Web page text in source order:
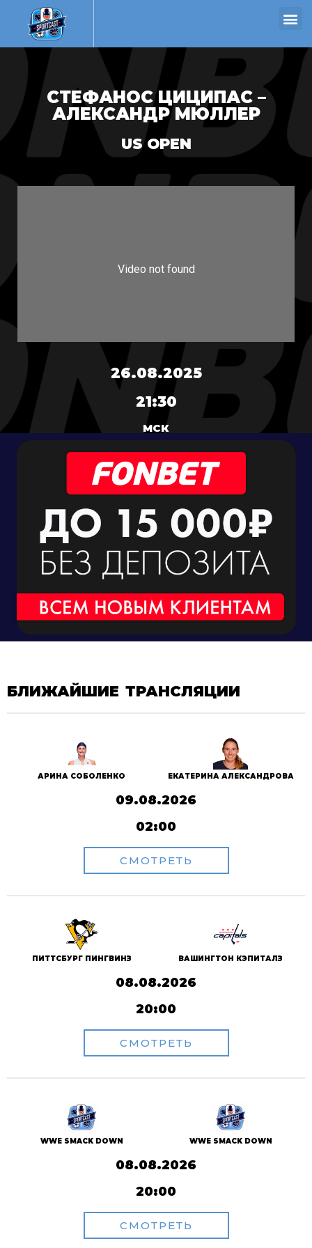
СТЕФАНОС ЦИЦИПАС –
АЛЕКСАНДР МЮЛЛЕР
US OPEN
26.08.2025
21:30
МСК
БЛИЖАЙШИЕ ТРАНСЛЯЦИИ
АРИНА СОБОЛЕНКО ЕКАТЕРИНА АЛЕКСАНДРОВА
09.08.2026
02:00
СМОТРЕТЬ
ПИТТСБУРГ ПИНГВИНЗ ВАШИНГТОН КЭПИТАЛЗ
08.08.2026
20:00
СМОТРЕТЬ
WWE SMACK DOWN WWE SMACK DOWN
08.08.2026
20:00
СМОТРЕТЬ